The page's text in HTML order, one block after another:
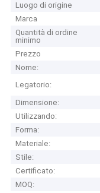
Luogo di origine
Marca
Quantità di ordine
minimo
Prezzo
Nome:
Legatorio:
Dimensione:
Utilizzando:
Forma:
Materiale:
Stile:
Certificato:
MOQ: